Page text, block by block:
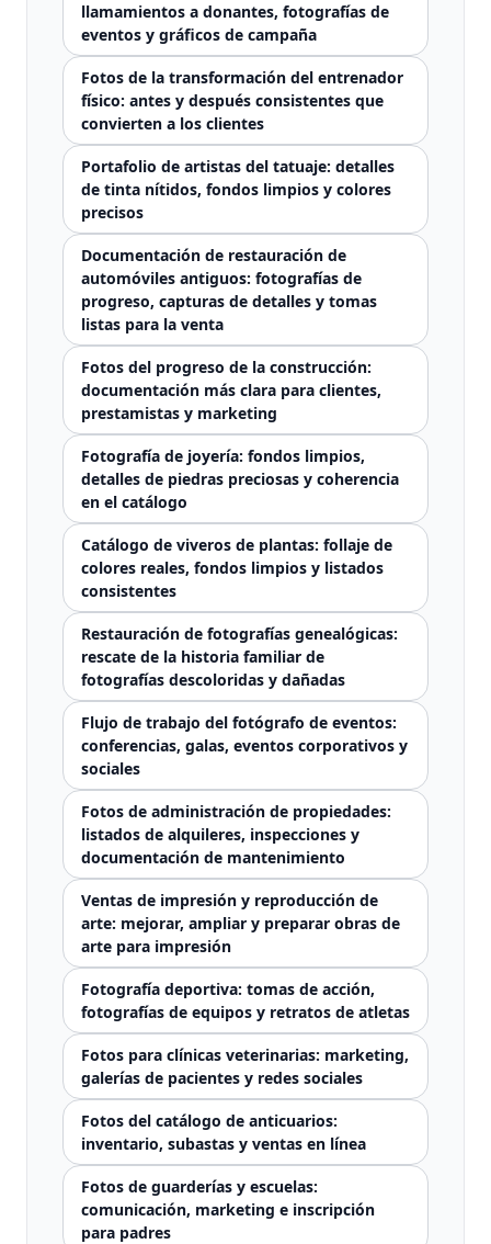
llamamientos a donantes, fotografías de
eventos y gráficos de campaña
Fotos de la transformación del entrenador
físico: antes y después consistentes que
convierten a los clientes
Portafolio de artistas del tatuaje: detalles
de tinta nítidos, fondos limpios y colores
precisos
Documentación de restauración de
automóviles antiguos: fotografías de
progreso, capturas de detalles y tomas
listas para la venta
Fotos del progreso de la construcción:
documentación más clara para clientes,
prestamistas y marketing
Fotografía de joyería: fondos limpios,
detalles de piedras preciosas y coherencia
en el catálogo
Catálogo de viveros de plantas: follaje de
colores reales, fondos limpios y listados
consistentes
Restauración de fotografías genealógicas:
rescate de la historia familiar de
fotografías descoloridas y dañadas
Flujo de trabajo del fotógrafo de eventos:
conferencias, galas, eventos corporativos y
sociales
Fotos de administración de propiedades:
listados de alquileres, inspecciones y
documentación de mantenimiento
Ventas de impresión y reproducción de
arte: mejorar, ampliar y preparar obras de
arte para impresión
Fotografía deportiva: tomas de acción,
fotografías de equipos y retratos de atletas
Fotos para clínicas veterinarias: marketing,
galerías de pacientes y redes sociales
Fotos del catálogo de anticuarios:
inventario, subastas y ventas en línea
Fotos de guarderías y escuelas:
comunicación, marketing e inscripción
para padres